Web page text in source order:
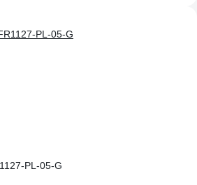
PL-05-G